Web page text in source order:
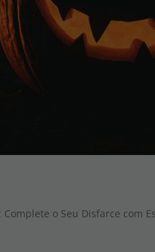
o Seu Disfarce com